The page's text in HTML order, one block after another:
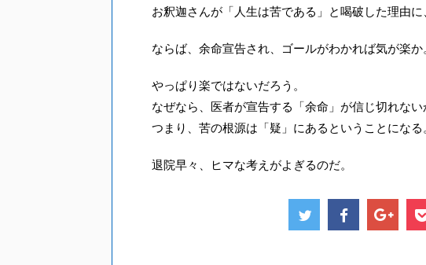
お釈迦さんが「人生は苦である」と喝破した理由に
ならば、余命宣告され、ゴールがわかれば気が楽か
やっぱり楽ではないだろう。
なぜなら、医者が宣告する「余命」が信じ切れない
つまり、苦の根源は「疑」にあるということになる
退院早々、ヒマな考えがよぎるのだ。